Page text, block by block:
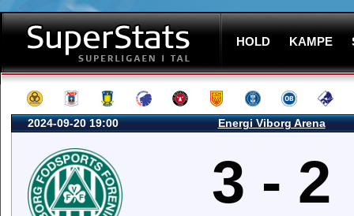
HOLD KAMPE
2024-09-20 19:00 Energi Viborg Arena
3 - 2